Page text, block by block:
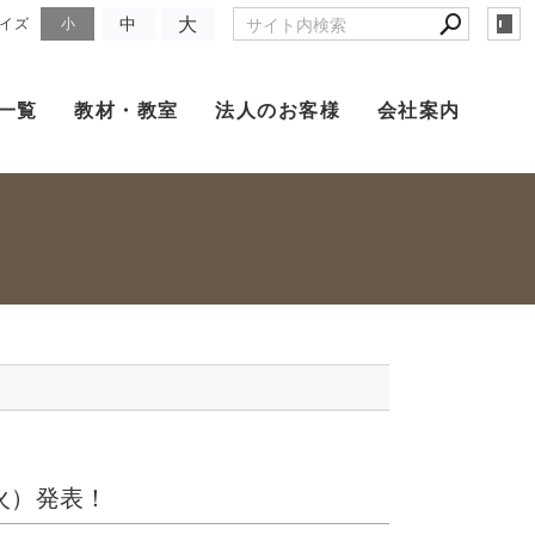
ズ 小 中 大
覧 教材・教室 法人のお客様 会社案内
発表！